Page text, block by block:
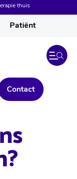
thuis
Patiënt
Contact